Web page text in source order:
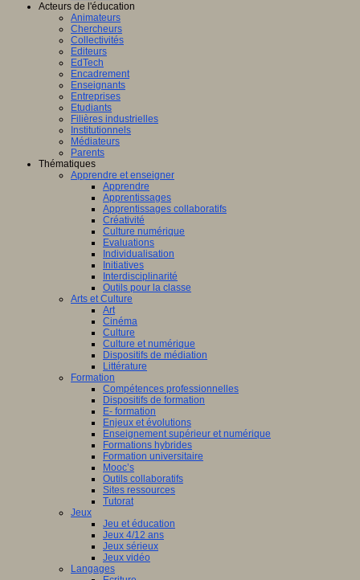
Acteurs de l'éducation
Animateurs
Chercheurs
Collectivités
Editeurs
EdTech
Encadrement
Enseignants
Entreprises
Etudiants
Filières industrielles
Institutionnels
Médiateurs
Parents
Thématiques
Apprendre et enseigner
Apprendre
Apprentissages
Apprentissages collaboratifs
Créativité
Culture numérique
Evaluations
Individualisation
Initiatives
Interdisciplinarité
Outils pour la classe
Arts et Culture
Art
Cinéma
Culture
Culture et numérique
Dispositifs de médiation
Littérature
Formation
Compétences professionnelles
Dispositifs de formation
E- formation
Enjeux et évolutions
Enseignement supérieur et numérique
Formations hybrides
Formation universitaire
Mooc’s
Outils collaboratifs
Sites ressources
Tutorat
Jeux
Jeu et éducation
Jeux 4/12 ans
Jeux sérieux
Jeux vidéo
Langages